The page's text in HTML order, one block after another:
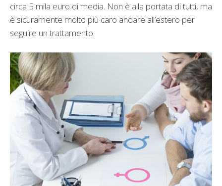
circa 5 mila euro di media. Non è alla portata di tutti, ma
è sicuramente molto più caro andare all’estero per
seguire un trattamento.